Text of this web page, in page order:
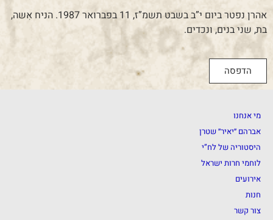
אהרן נפטר ביום י”ב בשבט תשמ”ז, 11 בפברואר 1987. הניח אִשה,
בת, שני בנים, ונכדים.
הדפסה
מי אנחנו
אברהם ״יאיר״ שטרן
היסטוריה של לח”י
לוחמי חרות ישראל
אירועים
חנות
צור קשר